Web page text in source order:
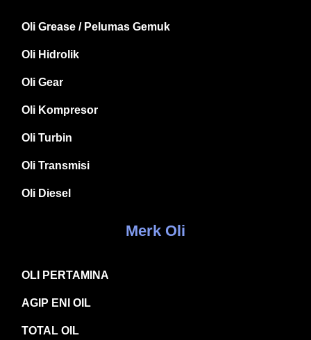
Oli Grease / Pelumas Gemuk
Oli Hidrolik
Oli Gear
Oli Kompresor
Oli Turbin
Oli Transmisi
Oli Diesel
Merk Oli
OLI PERTAMINA
AGIP ENI OIL
TOTAL OIL